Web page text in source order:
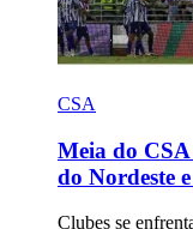
CSA
Meia do
do Nordeste
Clubes se